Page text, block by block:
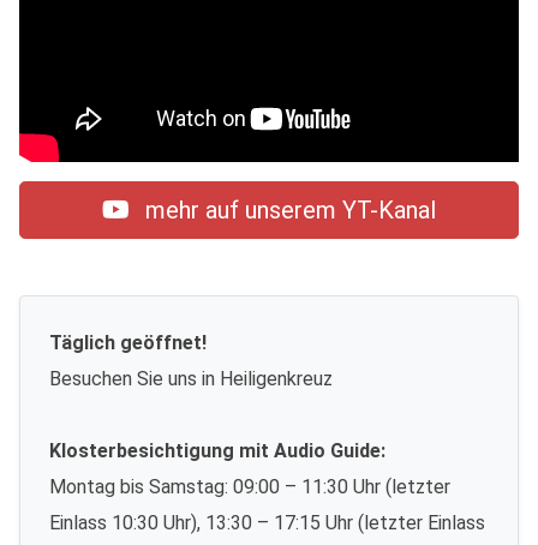
mehr auf unserem YT-Kanal
Täglich geöffnet!
Besuchen Sie uns in Heiligenkreuz
Klosterbesichtigung mit Audio Guide:
Montag bis Samstag: 09:00 – 11:30 Uhr (letzter
Einlass 10:30 Uhr), 13:30 – 17:15 Uhr (letzter Einlass